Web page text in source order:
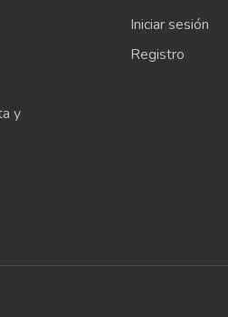
y
Iniciar sesión
Registro